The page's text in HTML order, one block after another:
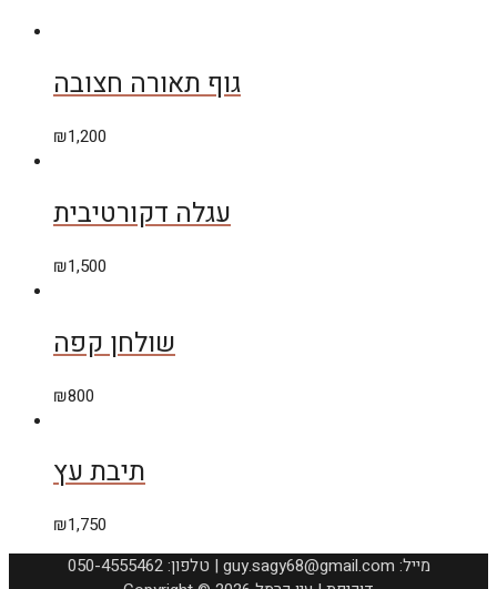
גוף תאורה חצובה
₪1,200
עגלה דקורטיבית
₪1,500
שולחן קפה
₪800
תיבת עץ
₪1,750
050-4555462 :טלפון | guy.sagy68@gmail.com :מייל